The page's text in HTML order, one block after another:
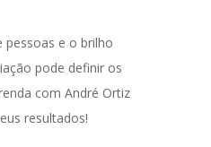
pessoas e o brilho
pode definir os
com André Ortiz
resultados!